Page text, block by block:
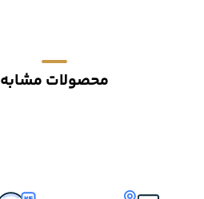
محصولات مشابه